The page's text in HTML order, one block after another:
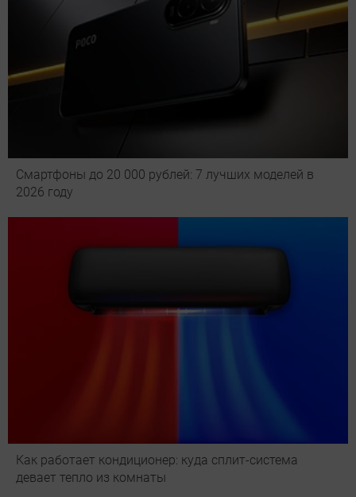
Смартфоны до 20 000 рублей: 7 лучших моделей в
2026 году
Как работает кондиционер: куда сплит-система
девает тепло из комнаты